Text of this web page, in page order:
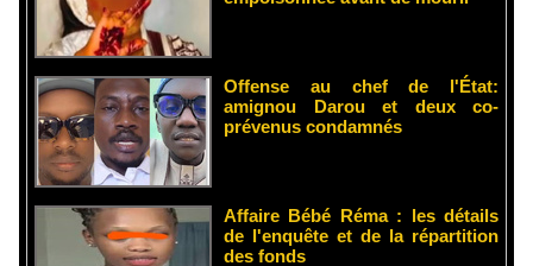
Offense au chef de l'État:
amignou Darou et deux co-
prévenus condamnés
Affaire Bébé Réma : les détails
de l'enquête et de la répartition
des fonds